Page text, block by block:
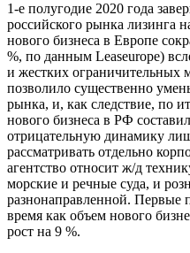
1-е полугодие 2020 года
российского рынка лизинга
нового бизнеса в Европе
%, по данным Leaseurope)
и жестких ограничительных
позволило существенно
рынка, и, как следствие, по
нового бизнеса в РФ
отрицательную динамику
рассматривать отдельно
агентство относит ж/д
морские и речные суда, и
разнонаправленной. Первые
время как объем нового
рост на 9 %.